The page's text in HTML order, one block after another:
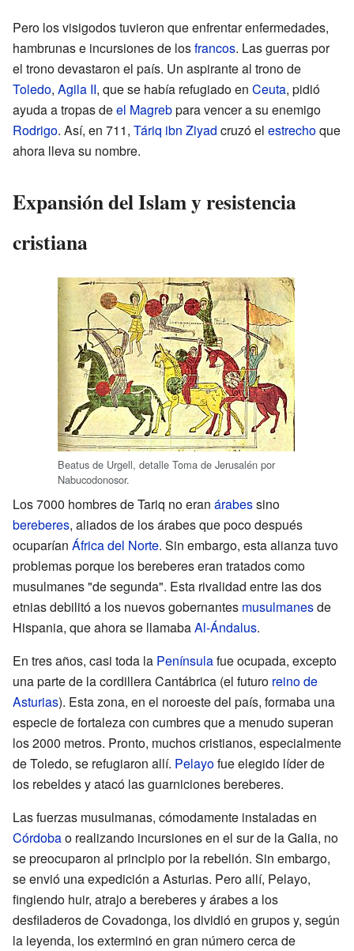
Pero los visigodos tuvieron que enfrentar enfermedades,
hambrunas e incursiones de losfrancos. Las guerras por
el trono devastaron el país. Un aspirante al trono de
Toledo, Agila II, que se había refugiado en Ceuta, pidió
ayuda a tropas deel Magrebpara vencer a su enemigo
Rodrigo. Así, en 711, Táriq ibn Ziyad cruzó el estrechoque
ahora lleva su nombre.
Expansión del Islam y resistencia
cristiana
Beatus de Urgell, detalle Toma de Jerusalén por
Nabucodonosor.
Los 7000 hombres de Tariq no eran árabessino
bereberes, aliados de los árabes que poco después
ocuparían África del Norte. Sin embargo, esta alianza tuvo
problemas porque los bereberes eran tratados como
musulmanes "de segunda". Esta rivalidad entre las dos
etnias debilitó a los nuevos gobernantes musulmanesde
Hispania, que ahora se llamabaAl-Ándalus.
En tres años, casi toda la Penínsulafue ocupada, excepto
una parte de la cordillera Cantábrica (el futuro reino de
Asturias). Esta zona, en el noroeste del país, formaba una
especie de fortaleza con cumbres que a menudo superan
los 2000 metros. Pronto, muchos cristianos, especialmente
de Toledo, se refugiaron allí. Pelayofue elegido líder de
los rebeldes y atacó las guarniciones bereberes.
Las fuerzas musulmanas, cómodamente instaladas en
Córdobao realizando incursiones en el sur de la Galia, no
se preocuparon al principio por la rebelión. Sin embargo,
se envió una expedición a Asturias. Pero allí, Pelayo,
fingiendo huir, atrajo a bereberes y árabes a los
desfiladeros de Covadonga, los dividió en grupos y, según
la leyenda, los exterminó en gran número cerca de